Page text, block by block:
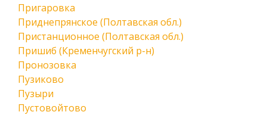
Пригаровка
Приднепрянское (Полтавская обл.)
Пристанционное (Полтавская обл.)
Пришиб (Кременчугский р-н)
Пронозовка
Пузиково
Пузыри
Пустовойтово